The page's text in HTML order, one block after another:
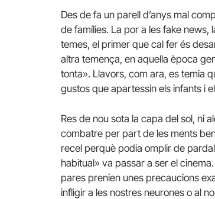
Des de fa un parell d’anys mal
de famílies. La por a les fake
temes, el primer que cal fer és
altra temença, en aquella època
tonta». Llavors, com ara, es temia
gustos que apartessin els infants i
Res de nou sota la capa del sol, ni
combatre per part de les ments
recel perquè podia omplir de
habitual» va passar a ser el
pares prenien unes precaucions
infligir a les nostres neurones o al